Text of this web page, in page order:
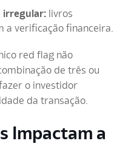
irregular: livros
a verificação financeira.
red flag não
de três ou
o investidor
da transação.
Impactam a